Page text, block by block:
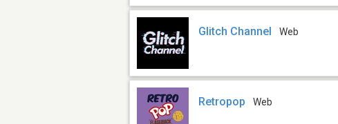
Glitch Channel Web
Retropop Web